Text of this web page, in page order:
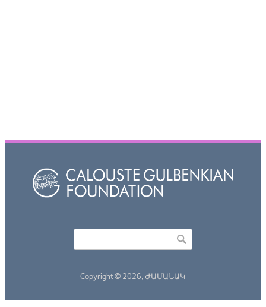
Copyright © 2026, ԺԱՄԱՆԱԿ